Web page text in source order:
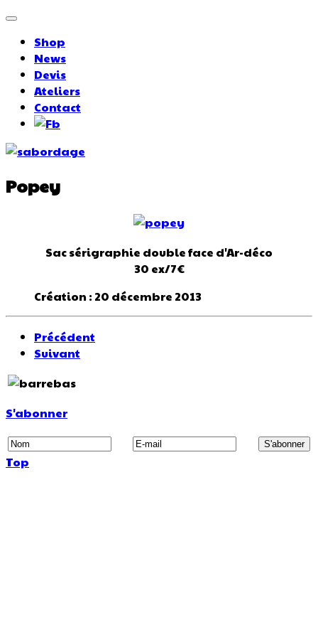
Shop
News
Devis
Ateliers
Contact
Popey
Sac sérigraphie double face d'Ar-déco
30 ex/7€
Création : 20 décembre 2013
Précédent
Suivant
S'abonner
Top